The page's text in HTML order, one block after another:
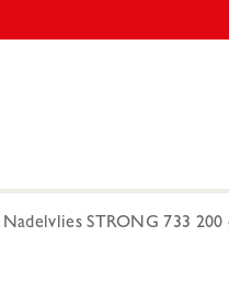
Nadelvlies STRONG 733